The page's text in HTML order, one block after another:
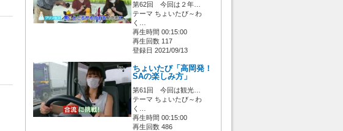
第62回 今回は２年…
テーマ ちょいたび～わ
く…
再生時間 00:15:00
再生回数 117
登録日 2021/09/13
ちょいたび「高岡発！
SAの楽しみ方」
第61回 今回は観光…
テーマ ちょいたび～わ
く…
再生時間 00:15:00
再生回数 486